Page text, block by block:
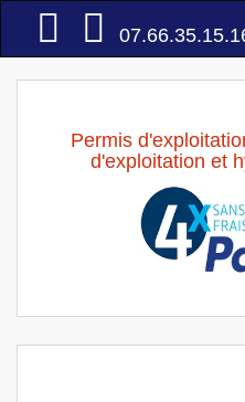
Accueil
Permis
d'exploitation et